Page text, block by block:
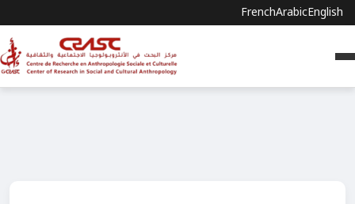
FrenchArabicEnglish